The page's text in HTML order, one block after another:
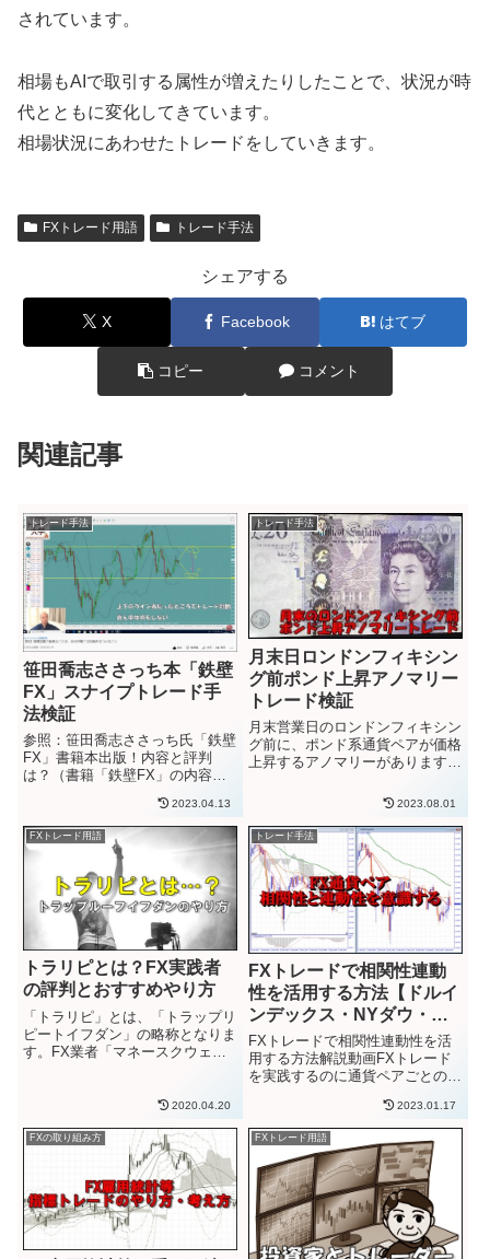
されています。
相場もAIで取引する属性が増えたりしたことで、状況が時
代とともに変化してきています。
相場状況にあわせたトレードをしていきます。
FXトレード用語 トレード手法
シェアする
X Facebook はてブ
コピー コメント
関連記事
トレード手法
笹田喬志ささっち本「鉄壁
FX」スナイプトレード手
法検証
参照：笹田喬志ささっち氏「鉄壁
FX」書籍本出版！内容と評判
は？（書籍「鉄壁FX」の内容）
「鉄壁FX」やYou tubeで解説さ
れているトレード手法、「スナイ
プトレード」の過去検証をしてい
ったチャート画像を集めた記...
2023.04.13
トレード手法
月末日ロンドンフィキシン
グ前ポンド上昇アノマリー
トレード検証
月末営業日のロンドンフィキシン
グ前に、ポンド系通貨ペアが価格
上昇するアノマリーがあります。
ド手法があり、WEB上で公開さ
2023.08.01
FXトレード用語
トラリピとは？FX実践者
の評判とおすすめやり方
「トラリピ」とは、「トラップリ
ピートイフダン」の略称となりま
す。FX業者「マネースクウェ
したシステムトレードサービスで
（繰り返す）イフダン（ポジショ
2020.04.20
トレード手法
FXトレードで相関性連動
性を活用する方法【ドルイ
ンデックス・NYダウ・日
経平均株価】
FXトレードで相関性連動性を活
用する方法解説動画FXトレード
を実践するのに通貨ペアごとの相
より勝率の高いところでエントリ
ーすることができたり、事前に値
動きの予測がしやすくなる場合が
多々あります。また連動性の高
い...
2023.01.17
FXの取り組み方 FXトレード用語